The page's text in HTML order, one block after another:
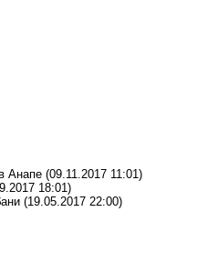
Анапе (09.11.2017 11:01)
18:01)
(19.05.2017 22:00)